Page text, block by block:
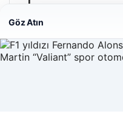
Web sitemizi nasıl
Göz Atın